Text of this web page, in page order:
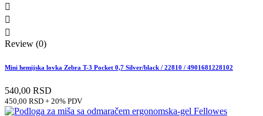



Review (0)
Mini hemijska lovka Zebra T-3 Pocket 0,7 Silver/black / 22810 / 4901681228102
540,00 RSD
450,00 RSD + 20% PDV